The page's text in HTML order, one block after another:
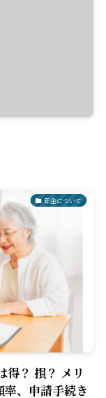
年金について
得？ 損？ メリ
率、申請手続き